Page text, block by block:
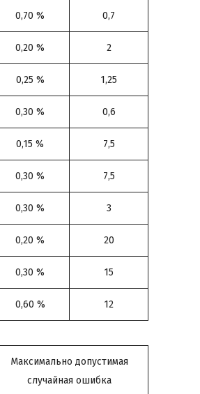
0,70 % 0,7
0,20 % 2
0,25 % 1,25
0,30 % 0,6
0,15 % 7,5
0,30 % 7,5
0,30 % 3
0,20 % 20
0,30 % 15
0,60 % 12
Максимально допустимая
случайная ошибка